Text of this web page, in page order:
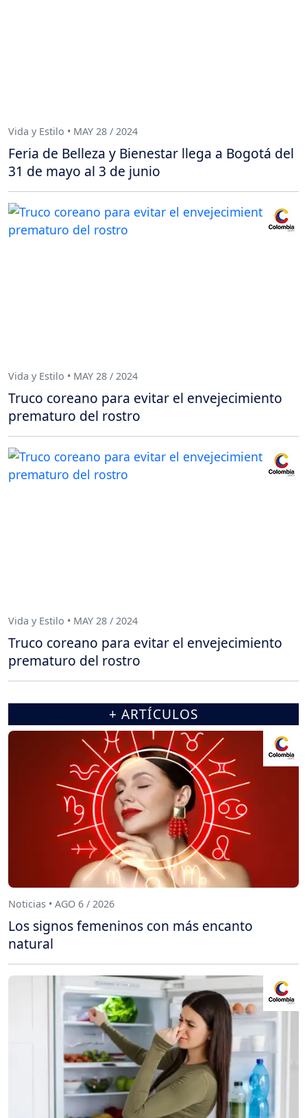
Vida y Estilo • MAY 28 / 2024
Feria de Belleza y Bienestar llega a Bogotá del
31 de mayo al 3 de junio
Vida y Estilo • MAY 28 / 2024
Truco coreano para evitar el envejecimiento
prematuro del rostro
Vida y Estilo • MAY 28 / 2024
Truco coreano para evitar el envejecimiento
prematuro del rostro
+ ARTÍCULOS
Noticias • AGO 6 / 2026
Los signos femeninos con más encanto
natural